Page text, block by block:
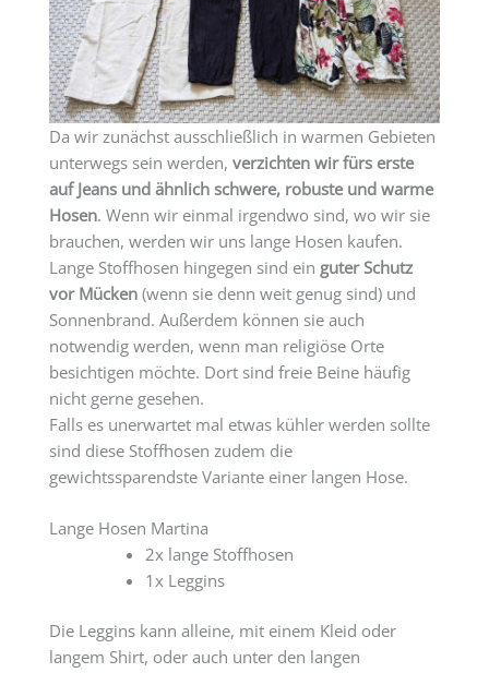
Da wir zunächst ausschließlich in warmen Gebieten
unterwegs sein werden, verzichten wir fürs erste
auf Jeans und ähnlich schwere, robuste und warme
Hosen. Wenn wir einmal irgendwo sind, wo wir sie
brauchen, werden wir uns lange Hosen kaufen.
Lange Stoffhosen hingegen sind ein guter Schutz
vor Mücken (wenn sie denn weit genug sind) und
Sonnenbrand. Außerdem können sie auch
notwendig werden, wenn man religiöse Orte
besichtigen möchte. Dort sind freie Beine häufig
nicht gerne gesehen.
Falls es unerwartet mal etwas kühler werden sollte
sind diese Stoffhosen zudem die
gewichtssparendste Variante einer langen Hose.
Lange Hosen Martina
2x lange Stoffhosen
1x Leggins
Die Leggins kann alleine, mit einem Kleid oder
langem Shirt, oder auch unter den langen